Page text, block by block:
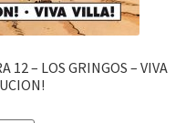
12 – LOS GRINGOS – VIVA